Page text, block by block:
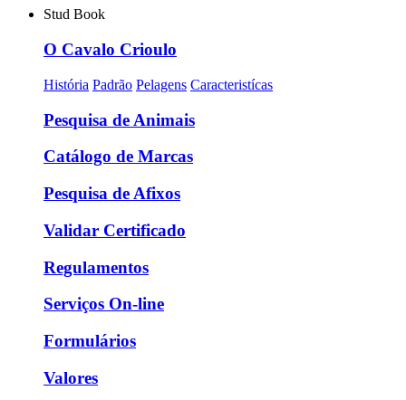
Stud Book
O Cavalo Crioulo
História Padrão Pelagens Caracteristícas
Pesquisa de Animais
Catálogo de Marcas
Pesquisa de Afixos
Validar Certificado
Regulamentos
Serviços On-line
Formulários
Valores